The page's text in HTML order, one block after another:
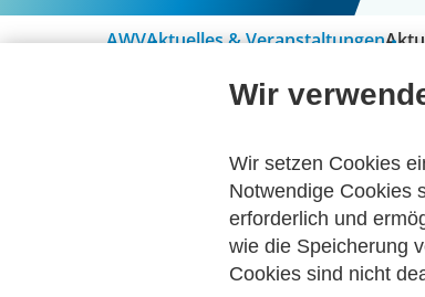
AWVAktuelles & Veranstaltungen
Alle Kategorien
Technische Standards
Wir
Wir setzen Cookies
Notwendige Cookies
erforderlich und
wie die Speicherung
Cookies sind nicht